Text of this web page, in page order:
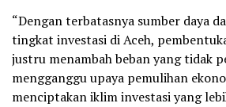
“Dengan terbatasnya sumber daya
tingkat investasi di Aceh,
justru menambah beban yang tidak
mengganggu upaya pemulihan
menciptakan iklim investasi yang